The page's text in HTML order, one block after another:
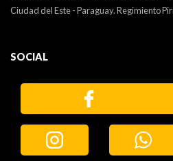
Ciudad del Este - Paraguay. Regimiento
SOCIAL